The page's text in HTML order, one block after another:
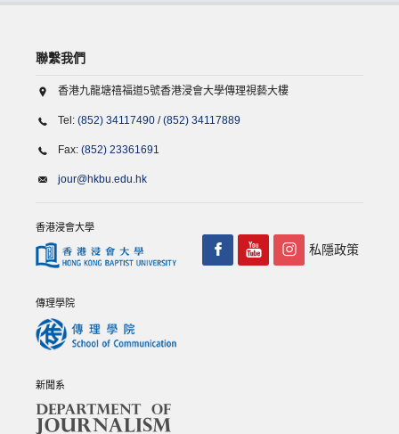
聯繫我們
香港九龍塘禧福道5號香港浸會大學傳理視藝大樓
Tel: (852) 34117490 /(852) 34117889
Fax: (852) 23361691
jour@hkbu.edu.hk
香港浸會大學
傳理學院
新聞系
私隱政策